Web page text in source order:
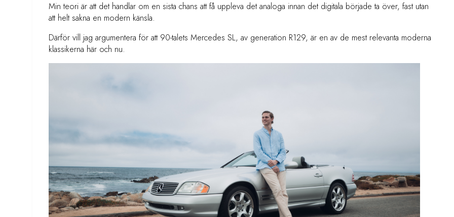
Min teori är att det handlar om en sista chans att få uppleva det analoga innan det digitala började ta över, fast utan
att helt sakna en modern känsla.
Därför vill jag argumentera för att 90-talets Mercedes SL, av generation R129, är en av de mest relevanta moderna
klassikerna här och nu.